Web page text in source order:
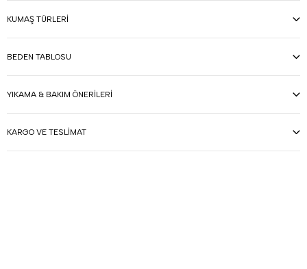
KUMAŞ TÜRLERI
BEDEN TABLOSU
YIKAMA & BAKIM ÖNERILERI
KARGO VE TESLIMAT